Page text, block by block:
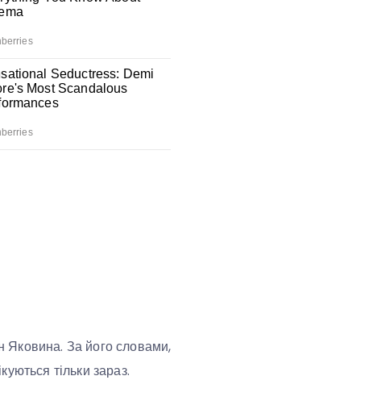
Яковина. За його словами,
тільки зараз.